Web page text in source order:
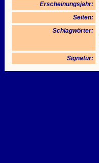
Erscheinungsjahr:
Seiten:
Schlagwörter:
Signatur: